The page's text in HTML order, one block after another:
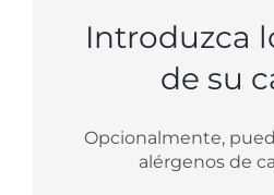
Introduzca
de su
Opcionalmente,
alérgenos de